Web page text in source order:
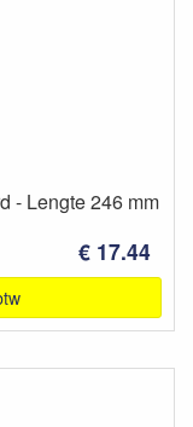
- Lengte 246 mm
€ 17.44